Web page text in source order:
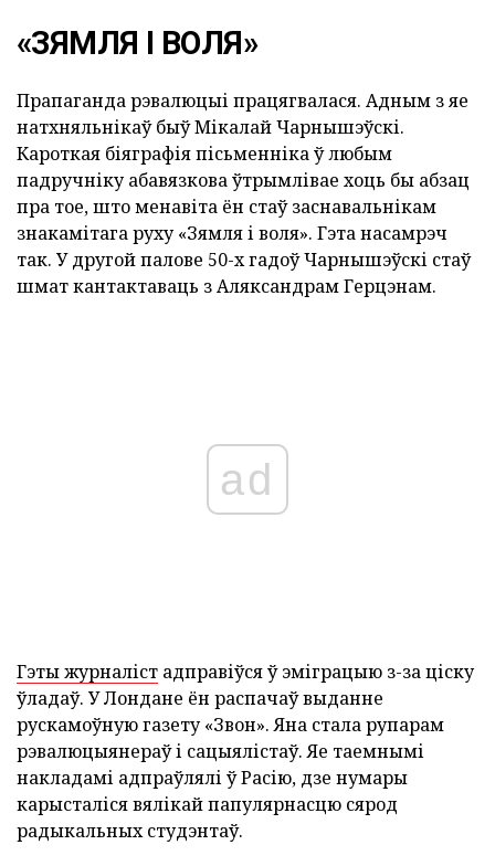
«ЗЯМЛЯ І ВОЛЯ»
Прапаганда рэвалюцыі працягвалася. Адным з яе
натхняльнікаў быў Мікалай Чарнышэўскі.
Кароткая біяграфія пісьменніка ў любым
падручніку абавязкова ўтрымлівае хоць бы абзац
пра тое, што менавіта ён стаў заснавальнікам
знакамітага руху «Зямля і воля». Гэта насамрэч
так. У другой палове 50-х гадоў Чарнышэўскі стаў
шмат кантактаваць з Аляксандрам Герцэнам.
ad
Гэты журналіст адправіўся ў эміграцыю з-за ціску
ўладаў. У Лондане ён распачаў выданне
рускамоўную газету «Звон». Яна стала рупарам
рэвалюцыянераў і сацыялістаў. Яе таемнымі
накладамі адпраўлялі ў Расію, дзе нумары
карысталіся вялікай папулярнасцю сярод
радыкальных студэнтаў.